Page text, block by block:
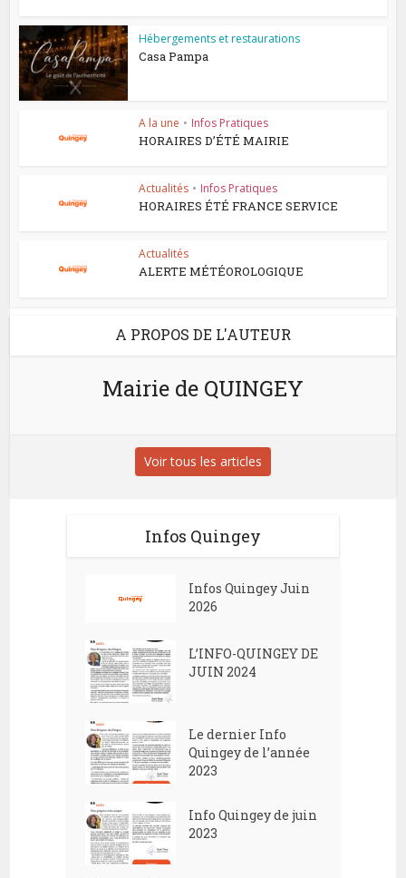
Hébergements et restaurations
Casa Pampa
A la une • Infos Pratiques
HORAIRES D’ÉTÉ MAIRIE
Actualités • Infos Pratiques
HORAIRES ÉTÉ FRANCE SERVICE
Actualités
ALERTE MÉTÉOROLOGIQUE
A PROPOS DE L'AUTEUR
Mairie de QUINGEY
Voir tous les articles
Infos Quingey
Infos Quingey Juin
2026
L’INFO-QUINGEY DE
JUIN 2024
Le dernier Info
Quingey de l’année
2023
Info Quingey de juin
2023